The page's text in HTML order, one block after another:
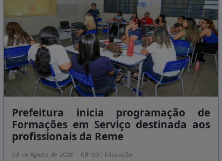
Prefeitura inicia programação de
Formações em Serviço destinada aos
profissionais da Reme
03 de Agosto de 2026 - 08h20 | Educação